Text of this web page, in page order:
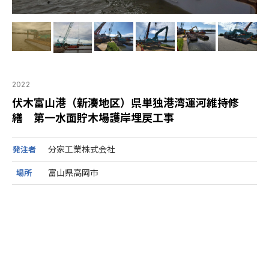
2022
伏木富山港（新湊地区）県単独港湾運河維持修
繕 第一水面貯木場護岸埋戻工事
発注者 分家工業株式会社
場所 富山県高岡市